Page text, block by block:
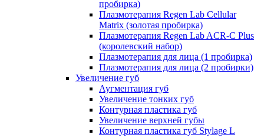
пробирка)
Плазмотерапия Regen Lab Cellular
Matrix (золотая пробирка)
Плазмотерапия Regen Lab ACR-C Plus
(королевский набор)
Плазмотерапия для лица (1 пробирка)
Плазмотерапия для лица (2 пробирки)
Увеличение губ
Аугментация губ
Увеличение тонких губ
Контурная пластика губ
Увеличение верхней губы
Контурная пластика губ Stylage L